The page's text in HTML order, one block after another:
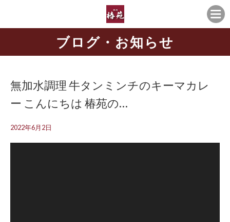
ブログ・お知らせ
無加水調理️ 牛タンミンチのキーマカレ
ー こんにちは 椿苑の…
2022年6月2日